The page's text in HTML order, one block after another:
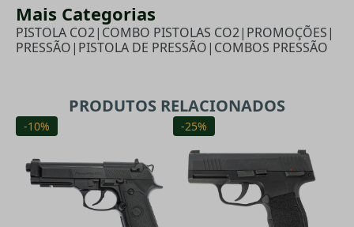
Mais Categorias
PISTOLA CO2| COMBO PISTOLAS CO2| PROMOÇÕES|
PRESSÃO| PISTOLA DE PRESSÃO| COMBOS PRESSÃO
PRODUTOS RELACIONADOS
-10% -25%